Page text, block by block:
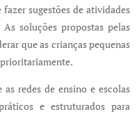
sugestões de atividades
soluções propostas pelas
que as crianças pequenas
as redes de ensino e escolas
e estruturados para